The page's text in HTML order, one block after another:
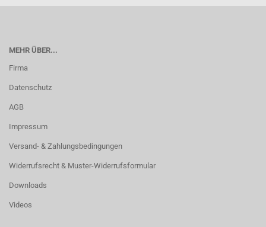
MEHR ÜBER...
Firma
Datenschutz
AGB
Impressum
Versand- & Zahlungsbedingungen
Widerrufsrecht & Muster-Widerrufsformular
Downloads
Videos